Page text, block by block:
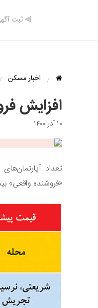
⫸ ثبت
اخبار مسکن
افزایش
۱۰ آذر ۱۴۰۰
تعداد
«فروشنده واقعی»